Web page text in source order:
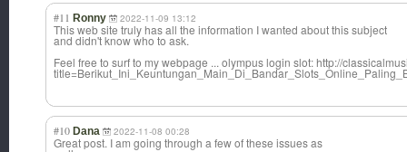
#11 Ronny 2022-11-09 13:12
This web site truly has all the information I wanted about this subject
and didn't know who to ask.
Feel free to surf to my webpage ... olympus login slot: http://
#10 Dana 2022-11-08 00:28
Great post. I am going through a few of these issues as